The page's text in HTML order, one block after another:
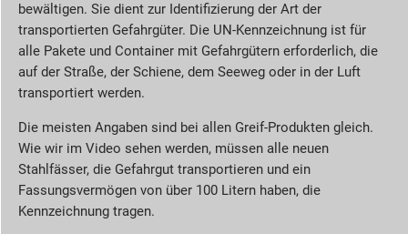
bewältigen. Sie dient zur Identifizierung der Art der
transportierten Gefahrgüter. Die UN-Kennzeichnung ist für
alle Pakete und Container mit Gefahrgütern erforderlich, die
auf der Straße, der Schiene, dem Seeweg oder in der Luft
transportiert werden.
Die meisten Angaben sind bei allen Greif-Produkten gleich.
Wie wir im Video sehen werden, müssen alle neuen
Stahlfässer, die Gefahrgut transportieren und ein
Fassungsvermögen von über 100 Litern haben, die
Kennzeichnung tragen.